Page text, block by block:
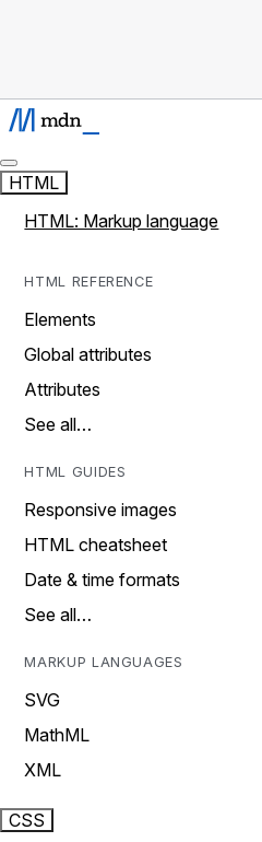
HTML
HTML: Markup language
HTML REFERENCE
Elements
Global attributes
Attributes
See all…
HTML GUIDES
Responsive images
HTML cheatsheet
Date & time formats
See all…
MARKUP LANGUAGES
SVG
MathML
XML
CSS